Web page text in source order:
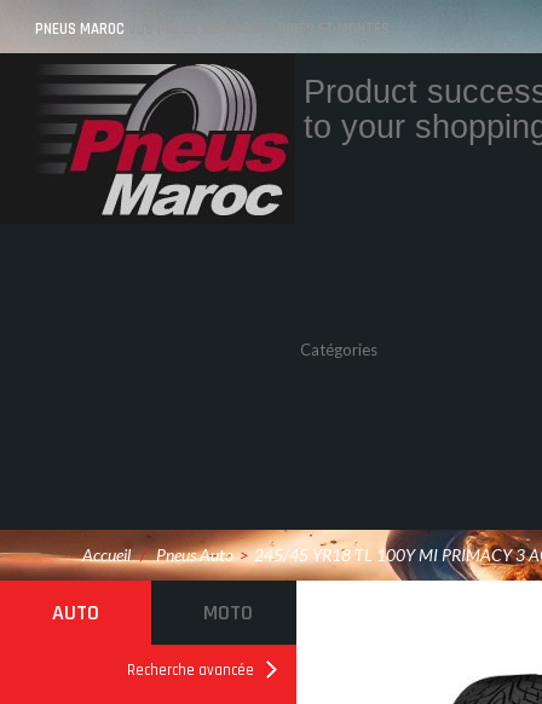
PNEUS MAROC VOS PNEUS AU MAROC LIVRÉS ET MONTÉS
Product
to your
Catégories
Accueil / Pneus Auto > 245/45 YR18 TL 100Y MI PRIMACY 3
AUTO MOTO
Recherche avancée